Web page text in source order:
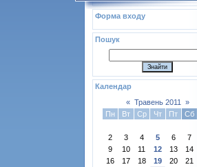
Форма входу
Пошук
Календар
« Травень 2011
»
Пн
Вт Ср Чт Пт Сб
2
3 4 5 6 7
9
10 11 12 13 14
16
17 18 19 20 21